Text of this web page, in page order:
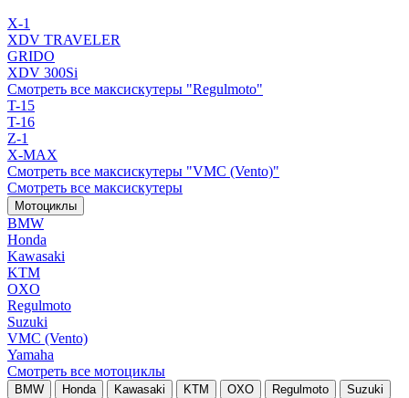
X-1
XDV TRAVELER
GRIDO
XDV 300Si
Смотреть все максискутеры "Regulmoto"
T-15
T-16
Z-1
X-MAX
Смотреть все максискутеры "VMC (Vento)"
Смотреть все максискутеры
Мотоциклы
BMW
Honda
Kawasaki
KTM
OXO
Regulmoto
Suzuki
VMC (Vento)
Yamaha
Смотреть все мотоциклы
BMW Honda Kawasaki KTM OXO Regulmoto
Suzuki